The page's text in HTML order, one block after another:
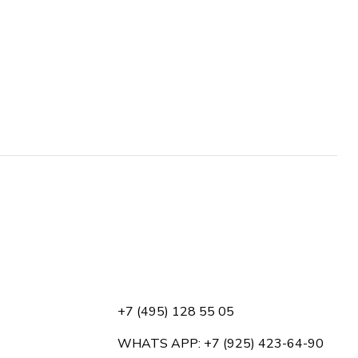
+7 (495) 128 55 05
WHATS APP: +7 (925) 423-64-90